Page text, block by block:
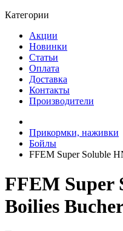
Категории
Акции
Новинки
Статьи
Оплата
Доставка
Контакты
Производители
Прикормки, наживки
Бойлы
FFEM Super Soluble
FFEM Super
Boilies